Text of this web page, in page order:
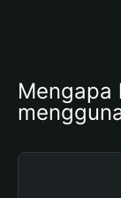
Mengapa